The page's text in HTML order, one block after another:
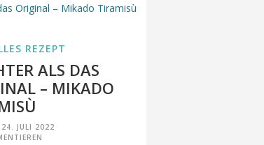
REZEPT
ALS DAS
– MIKADO
24. JULI 2022